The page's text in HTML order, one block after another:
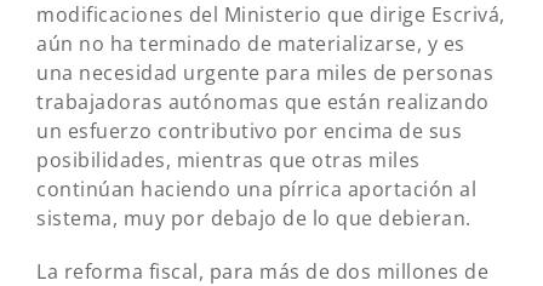
modificaciones del Ministerio que dirige Escrivá,
aún no ha terminado de materializarse, y es
una necesidad urgente para miles de personas
trabajadoras autónomas que están realizando
un esfuerzo contributivo por encima de sus
posibilidades, mientras que otras miles
continúan haciendo una pírrica aportación al
sistema, muy por debajo de lo que debieran.
La reforma fiscal, para más de dos millones de